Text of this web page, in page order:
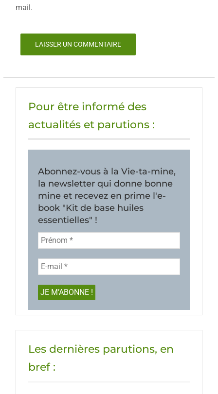
mail.
Pour être informé des
actualités et parutions :
Abonnez-vous à la Vie-ta-mine,
la newsletter qui donne bonne
mine et recevez en prime l'e-
book "Kit de base huiles
essentielles" !
Les dernières parutions, en
bref :